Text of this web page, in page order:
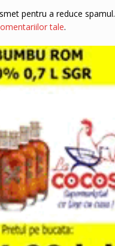
pentru a reduce spamul.
tale.